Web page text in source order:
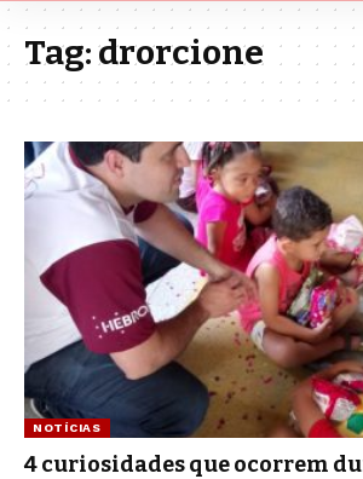
Tag:drorcione
NOTÍCIAS
4 curiosidades que ocorrem